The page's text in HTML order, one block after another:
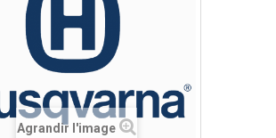
Agrandir l'image